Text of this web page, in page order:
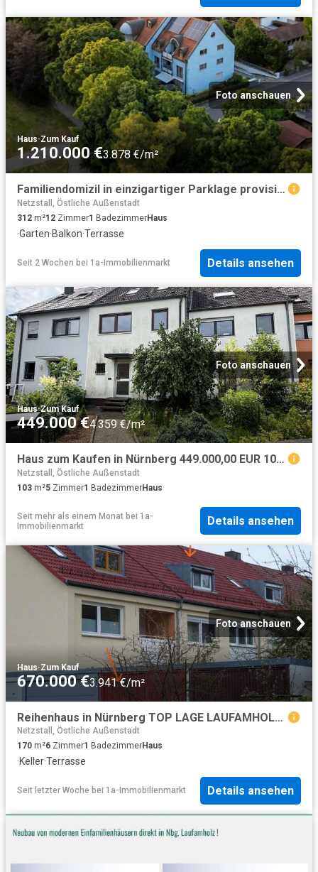
Foto anschauen
Haus·Zum Kauf
1.210.000 €3.878 €/m²
Familiendomizil in einzigartiger Parklage provisionsfrei
Netzstall, Östliche Außenstadt
312 m²12 Zimmer1 BadezimmerHaus
·Garten·Balkon·Terrasse
Seit 2 Wochen bei 1a-Immobilienmarkt Details ansehen
Foto anschauen
Haus·Zum Kauf
449.000 €4.359 €/m²
Haus zum Kaufen in Nürnberg 449.000,00 EUR 103 m²
Netzstall, Östliche Außenstadt
103 m²5 Zimmer1 BadezimmerHaus
Seit mehr als einem Monat bei 1a-
Immobilienmarkt
Details ansehen
Foto anschauen
Haus·Zum Kauf
670.000 €3.941 €/m²
Reihenhaus in Nürnberg TOP LAGE LAUFAMHOLZ: LAUFEND UND UMFANGREI
Netzstall, Östliche Außenstadt
170 m²6 Zimmer1 BadezimmerHaus
·Keller·Terrasse
Seit letzter Woche bei 1a-Immobilienmarkt Details ansehen